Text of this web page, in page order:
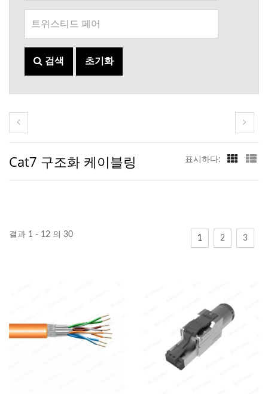
검색 초기화
Cat7 구조화 케이블링 표시하다:
결과 1 - 12 의 30 1 2 3